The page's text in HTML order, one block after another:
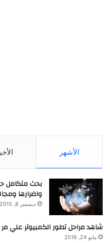
الأشهر
بحث متكامل
واضرارها
ديسمبر 8, 2015
شاهد مراحل تطور الكمبيوتر علي مر
مايو 24, 2016